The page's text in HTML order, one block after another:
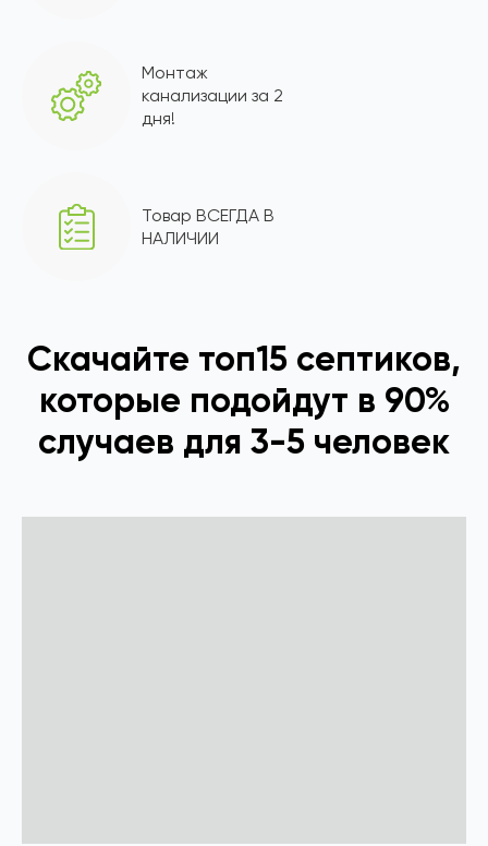
Монтаж
канализации за 2
дня!
Товар ВСЕГДА В
НАЛИЧИИ
Скачайте топ15 септиков,
которые подойдут в 90%
случаев для 3-5 человек